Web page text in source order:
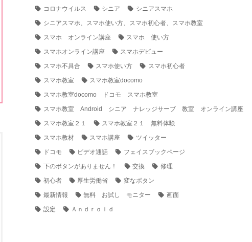
コロナウイルス
シニア
シニアスマホ
シニアスマホ、スマホ使い方、スマホ初心者、スマホ教室
スマホ オンライン講座
スマホ 使い方
スマホオンライン講座
スマホデビュー
スマホ不具合
スマホ使い方
スマホ初心者
スマホ教室
スマホ教室docomo
スマホ教室docomo ドコモ スマホ教室
スマホ教室 Android シニア ナレッジサーブ 教室 オンライン講座
スマホ教室２１
スマホ教室２１ 無料体験
スマホ教材
スマホ講座
ツイッター
ドコモ
ビデオ通話
フェイスブックページ
下のボタンがありません！
交換
修理
初心者
厚生労働省
変なボタン
最新情報
無料 お試し モニター
画面
設定
Ａｎｄｒｏｉｄ